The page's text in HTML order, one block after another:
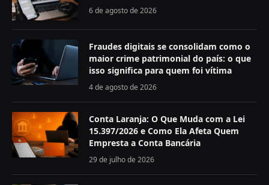
6 de agosto de 2026
Fraudes digitais se consolidam como o
maior crime patrimonial do país: o que
isso significa para quem foi vítima
4 de agosto de 2026
Conta Laranja: O Que Muda com a Lei
15.397/2026 e Como Ela Afeta Quem
Empresta a Conta Bancária
29 de julho de 2026